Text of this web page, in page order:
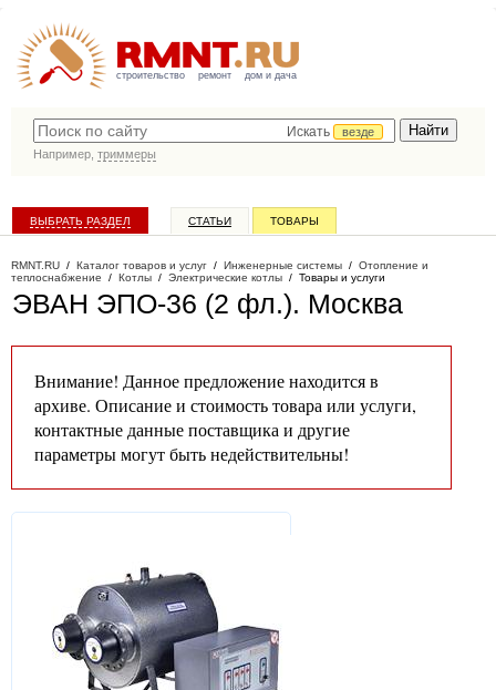
строительство ремонт дом и дача
Искать
везде
Например, триммеры
ВЫБРАТЬ РАЗДЕЛ СТАТЬИ ТОВАРЫ
RMNT.RU / Каталог товаров и услуг / Инженерные системы / Отопление и
теплоснабжение / Котлы / Электрические котлы / Товары и услуги
ЭВАН ЭПО-36 (2 фл.). Москва
Внимание! Данное предложение находится в
архиве. Описание и стоимость товара или услуги,
контактные данные поставщика и другие
параметры могут быть недействительны!